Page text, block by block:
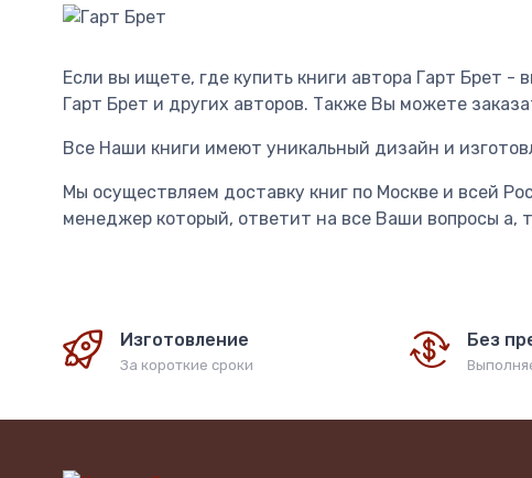
Если вы ищете, где купить книги автора Гарт Брет
Гарт Брет и других авторов. Также Вы можете
Все Наши книги имеют уникальный дизайн и
Мы осуществляем доставку книг по Москве и всей
менеджер который, ответит на все Ваши вопросы а,
Изготовление
За короткие сроки
Без